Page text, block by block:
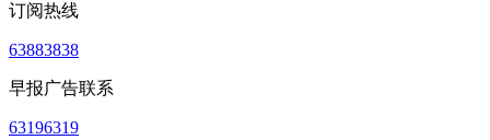
订阅热线
63883838
早报广告联系
63196319